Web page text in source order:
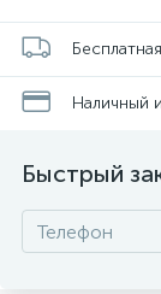
Наличный
Быстрый